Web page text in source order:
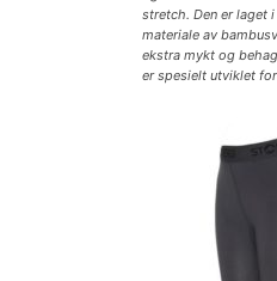
stretch. Den er laget
materiale av
ekstra mykt og
er spesielt utviklet